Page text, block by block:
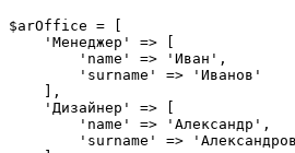
$arOffice = [